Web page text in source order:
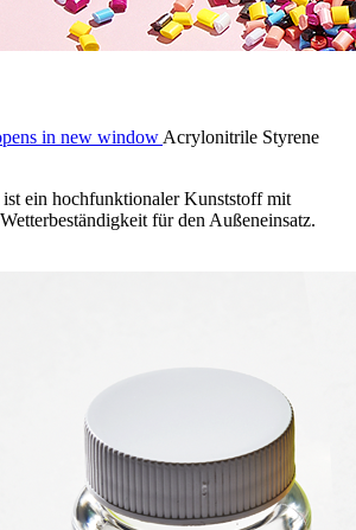
in new window Acrylonitrile Styrene
ein hochfunktionaler Kunststoff mit
für den Außeneinsatz.